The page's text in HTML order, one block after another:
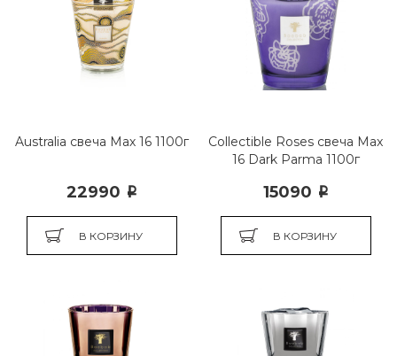
Australia свеча Мах 16 1100г
22990 i
В КОРЗИНУ
Collectible Roses свеча Max
16 Dark Parma 1100г
15090 i
В КОРЗИНУ